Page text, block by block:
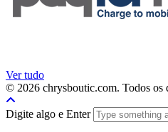
Ver tudo
© 2026 chrysboutic.com. Todos os
Digite algo e Enter